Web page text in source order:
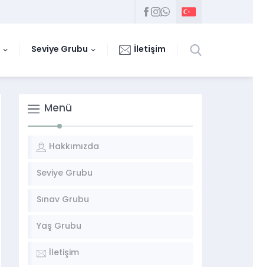
Seviye Grubu İletişim
Menü
Hakkımızda
Seviye Grubu
Sınav Grubu
Yaş Grubu
İletişim